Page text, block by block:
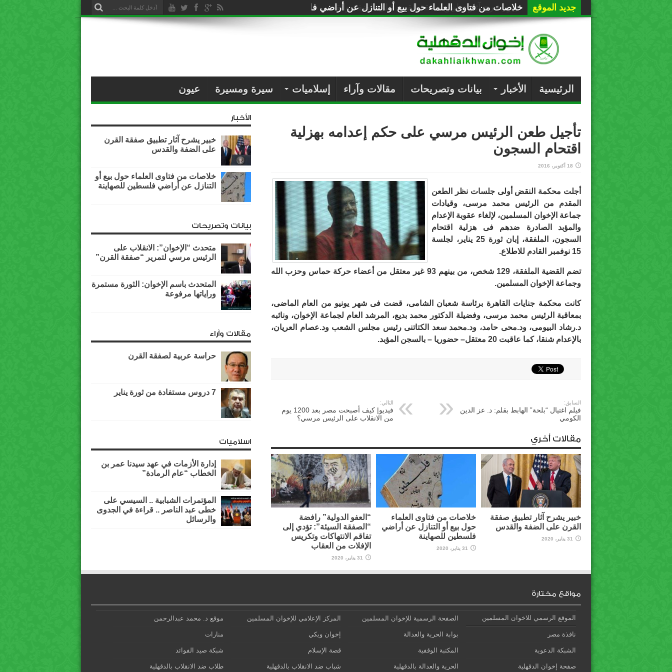
جديد الموقع خلاصات من فتاوى العلماء حول بيع أو التنازل عن أراضي فلسطين للصهاينة
الرئيسية الأخبار بيانات وتصريحات مقالات وآراء إسلاميات سيرة ومسيرة عيون
تأجيل طعن الرئيس مرسي على حكم إعدامه بهزلية
اقتحام السجون
18 أكتوبر، 2016
أجلت محكمة النقض أولى جلسات نظر الطعن
المقدم من الرئيس محمد مرسى، وقيادات
جماعة الإخوان المسلمين، ﻹلغاء عقوبة الإعدام
والمؤبد الصادرة ضدهم فى هزلية اقتحام
السجون، الملفقة، إبان ثورة 25 يناير، لجلسة
15 نوفمبر القادم للاطلاع.
تضم القضية الملفقة، 129 شخص، من بينهم 93 غير معتقل من أعضاء حركة حماس وحزب الله
وجماعة الإخوان المسلمين.
كانت محكمة جنايات القاهرة برئاسة شعبان الشامى، قضت فى شهر يونيو من العام الماضى،
بمعاقبة الرئيس محمد مرسى، وفضيلة الدكتور محمد بديع، المرشد العام لجماعة الإخوان، ونائبه
د.رشاد البيومى، ود.محى حامد، ود.محمد سعد الكتاتنى رئيس مجلس الشعب ود.عصام العريان،
بالإعدام شنقا، كما عاقبت 20 معتقل– حضوريا – بالسجن المؤبد.
السابق:
فيلم اغتيال “بلحة” الهابط بقلم: د. عز الدين
الكومي
التالي:
فيديو| كيف أصبحت مصر بعد 1200 يوم
من الانقلاب على الرئيس مرسي؟
مقالات أخري
خبير يشرح آثار تطبيق صفقة
القرن على الضفة والقدس
31 يناير، 2020
خلاصات من فتاوى العلماء
حول بيع أو التنازل عن أراضي
فلسطين للصهاينة
31 يناير، 2020
“العفو الدولية” رافضة
“الصفقة السيئة”: تؤدي إلى
تفاقم الانتهاكات وتكريس
الإفلات من العقاب
31 يناير، 2020
الأخبار
خبير يشرح آثار تطبيق صفقة القرن
على الضفة والقدس
خلاصات من فتاوى العلماء حول بيع أو
التنازل عن أراضي فلسطين للصهاينة
بيانات وتصريحات
متحدث “الإخوان”: الانقلاب على
الرئيس مرسي لتمرير “صفقة القرن”
المتحدث باسم الإخوان: الثورة مستمرة
وراياتها مرفوعة
مقالات وآراء
حراسة عربية لصفقة القرن
7 دروس مستفادة من ثورة يناير
اسلاميات
إدارة الأزمات في عهد سيدنا عمر بن
الخطاب “عام الرمادة”
المؤتمرات الشبابية .. السيسي على
خطى عبد الناصر .. قراءة في الجدوى
والرسائل
مواقع مختارة
الموقع الرسمي للاخوان المسلمين الصفحة الرسمية للإخوان المسلمين المركز الإعلامي للإخوان المسلمين موقع د. محمد عبدالرحمن
نافذة مصر بوابة الحرية والعدالة إخوان ويكي منارات
الشبكة الدعوية المكتبة الوقفية قصة الإسلام شبكة صيد الفوائد
صفحة إخوان الدقهلية الحرية والعدالة بالدقهلية شباب ضد الانقلاب بالدقهلية طلاب ضد الانقلاب بالدقهلية